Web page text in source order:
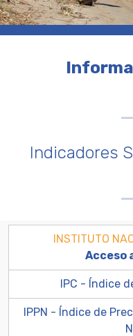
Indicadores
INSTITUTO
Acceso
IPC - Índice
IPPN - Índice de